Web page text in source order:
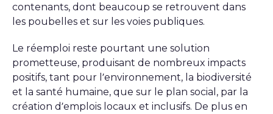
contenants, dont beaucoup se retrouvent dans
les poubelles et sur les voies publiques.
Le réemploi reste pourtant une solution
prometteuse, produisant de nombreux impacts
positifs, tant pour l’environnement, la biodiversité
et la santé humaine, que sur le plan social, par la
création d’emplois locaux et inclusifs. De plus en